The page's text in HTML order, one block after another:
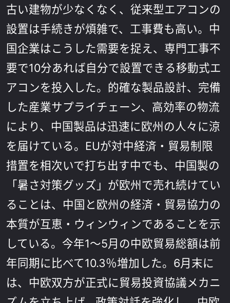
古い建物が少なくなく、従来型エアコンの
設置は手続きが煩雑で、工事費も高い。中
国企業はこうした需要を捉え、専門工事不
要で10分あれば自分で設置できる移動式エ
アコンを投入した。的確な製品設計、完備
した産業サプライチェーン、高効率の物流
により、中国製品は迅速に欧州の人々に涼
を届けている。EUが対中経済・貿易制限
措置を相次いで打ち出す中でも、中国製の
「暑さ対策グッズ」が欧州で売れ続けてい
ることは、中国と欧州の経済・貿易協力の
本質が互恵・ウィンウィンであることを示
している。今年1～5月の中欧貿易総額は前
年同期に比べて10.3％増加した。6月末に
は、中欧双方が正式に貿易投資協議メカニ